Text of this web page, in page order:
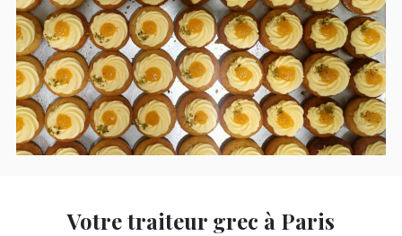
Votre traiteur grec à Paris